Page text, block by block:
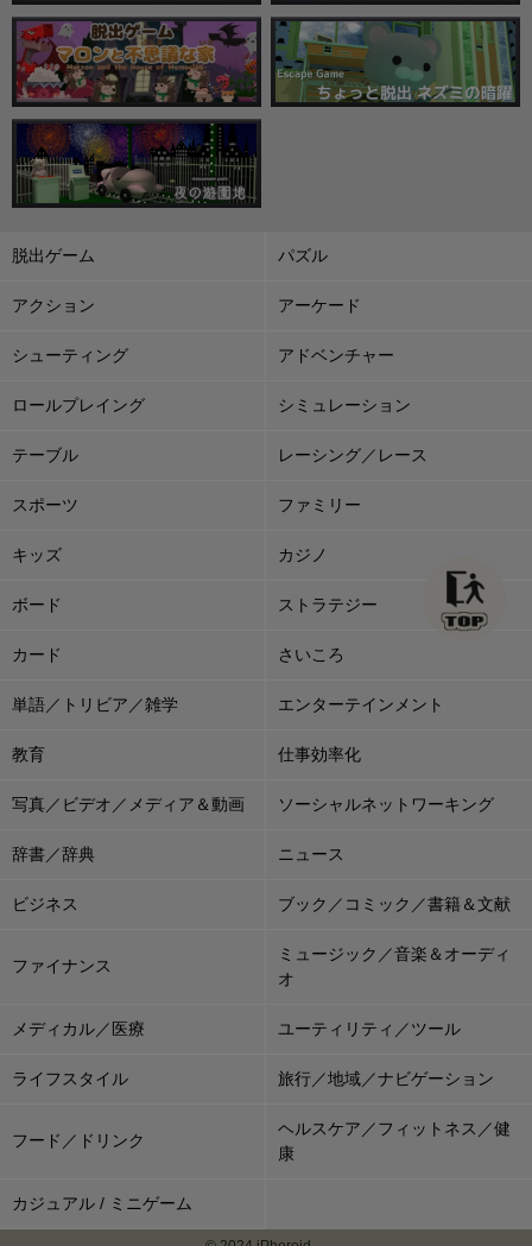
脱出ゲーム パズル
アクション アーケード
シューティング アドベンチャー
ロールプレイング シミュレーション
テーブル レーシング／レース
スポーツ ファミリー
キッズ カジノ
ボード ストラテジー
カード さいころ
単語／トリビア／雑学 エンターテインメント
教育 仕事効率化
写真／ビデオ／メディア＆動画 ソーシャルネットワーキング
辞書／辞典 ニュース
ビジネス ブック／コミック／書籍＆文献
ファイナンス
ミュージック／音楽＆オーディ
オ
メディカル／医療 ユーティリティ／ツール
ライフスタイル 旅行／地域／ナビゲーション
フード／ドリンク
ヘルスケア／フィットネス／健
康
カジュアル / ミニゲーム